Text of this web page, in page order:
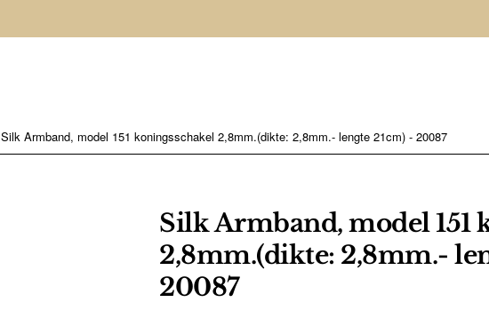
Silk Armband, model 151 koningsschakel 2,8mm.(dikte: 2,8mm.- lengte 21cm) - 20087
Silk Armband, model 151
2,8mm.(dikte: 2,8mm.-
20087